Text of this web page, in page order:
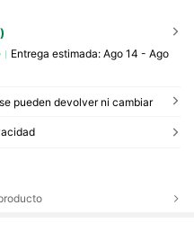
Entrega estimada: Ago 14 - Ago
pueden devolver ni cambiar